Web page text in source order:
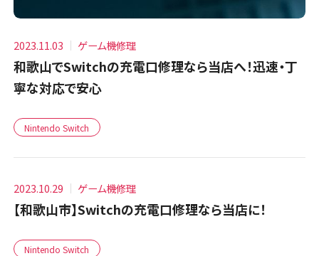
2023.11.03 ゲーム機修理
和歌山でSwitchの充電口修理なら当店へ！迅速・丁
寧な対応で安心
Nintendo Switch
2023.10.29 ゲーム機修理
【和歌山市】Switchの充電口修理なら当店に！
Nintendo Switch